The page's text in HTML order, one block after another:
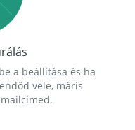
a beállítása és ha
vele, máris